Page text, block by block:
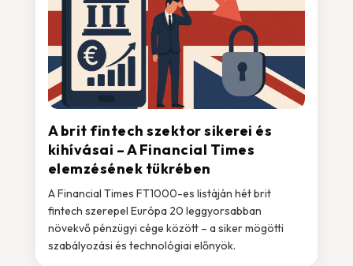
A brit fintech szektor sikerei és
kihívásai – A Financial Times
elemzésének tükrében
A Financial Times FT1000-es listáján hét brit
fintech szerepel Európa 20 leggyorsabban
növekvő pénzügyi cége között – a siker mögötti
szabályozási és technológiai előnyök.